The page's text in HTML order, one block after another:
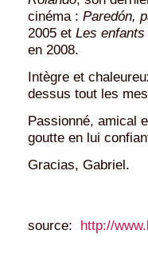
cinéma : Paredón,
2005 et Les
en 2008.
Intègre et
dessus tout les
Passionné, amical
goutte en lui
Gracias, Gabriel.
source: http://